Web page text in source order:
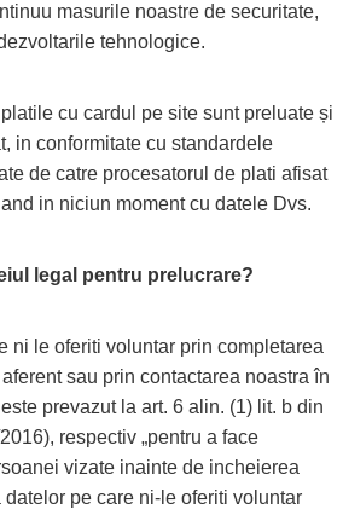
masurile noastre de securitate,
tehnologice.
cu cardul pe site sunt preluate și
in conformitate cu standardele
de catre procesatorul de plati afisat
in niciun moment cu datele Dvs.
legal pentru prelucrare?
ni le oferiti voluntar prin completarea
sau prin contactarea noastra în
prevazut la art. 6 alin. (1) lit. b din
respectiv „pentru a face
vizate inainte de incheierea
datelor pe care ni-le oferiti voluntar